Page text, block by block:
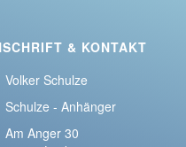
& KONTAKT
Volker Schulze
Schulze - Anhänger
Am Anger 30